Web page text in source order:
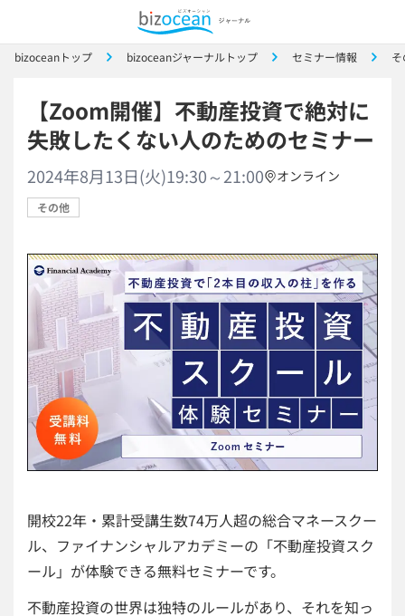
bizoceanトップ bizoceanジャーナルトップ セミナー情報
【Zoom開催】不動産投資で絶対に
失敗したくない人のためのセミナー
2024年8月13日(火)19:30～21:00 オンライン
その他
開校22年・累計受講生数74万人超の総合マネースクー
ル、ファイナンシャルアカデミーの「不動産投資スク
ール」が体験できる無料セミナーです。
不動産投資の世界は独特のルールがあり、それを知っ